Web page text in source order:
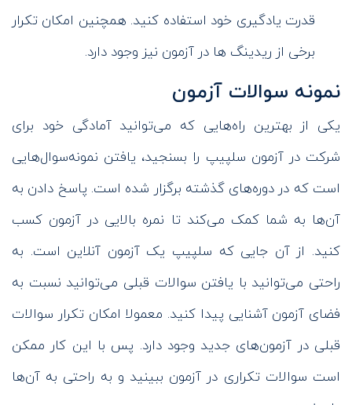
قدرت یادگیری خود استفاده کنید. همچنین امکان تکرار
برخی از ریدینگ ها در آزمون نیز وجود دارد.
نمونه سوالات آزمون
یکی از بهترین راه‌هایی که می‌توانید آمادگی خود برای
شرکت در آزمون سلپیپ را بسنجید، یافتن نمونه‌سوال‌هایی
است که در دوره‌های گذشته برگزار شده است. پاسخ دادن به
آن‌ها به شما کمک می‌کند تا نمره بالایی در آزمون کسب
کنید. از آن جایی که سلپیپ یک آزمون آنلاین است. به
راحتی می‌توانید با یافتن سوالات قبلی می‌توانید نسبت به
فضای آزمون آشنایی پیدا کنید. معمولا امکان تکرار سوالات
قبلی در آزمون‌های جدید وجود دارد. پس با این کار ممکن
است سوالات تکراری در آزمون ببینید و به راحتی به آن‌ها